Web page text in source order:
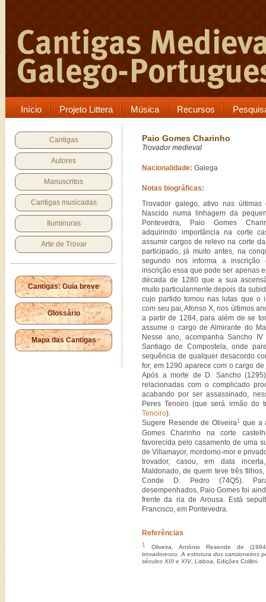
Início Projeto Littera Música Recursos
Cantigas
Autores
Manuscritos
Cantigas musicadas
Iluminuras
Arte de Trovar
Cantigas: Guia breve
Glossário
Mapa das Cantigas
Paio Gomes Charinho
Trovador medieval
Nacionalidade: Galega
Notas biográficas:
Trovador galego, ativo nas últimas
Nascido numa linhagem da
Pontevedra, Paio Gomes
adquirindo importância na corte
assumir cargos de relevo na corte
participado, já muito antes, na
segundo nos informa a inscrição
inscrição essa que pode ser apenas
década de 1280 que a sua
muito particularmente depois da
cujo partido tomou nas lutas que o
com seu pai, Afonso X, nos últimos
a partir de 1284, para além de se
assume o cargo de Almirante do
Nesse ano, acompanha Sancho
Santiago de Compostela, onde
sequência de qualquer desacordo
for, em 1290 aparece com o cargo
Após a morte de D. Sancho
relacionadas com o complicado
acabando por ser assassinado,
Peres Tenoiro (que será irmão do
Tenoiro).
Sugere Resende de Oliveira1 que a
Gomes Charinho na corte
favorecida pelo casamento de uma
de Villamayor, mordomo-mor e
trovador, casou, em data
Maldonado, de quem teve três
Conde D. Pedro (74Q5).
desempenhados, Paio Gomes foi
frente da ria de Arousa. Está
Francisco, em Pontevedra.
Referências
1
Oliveira, António Resende de
trovadoresco. A estrutura dos cancioneiros
séculos XIII e XIV, Lisboa, Edições Colibri.